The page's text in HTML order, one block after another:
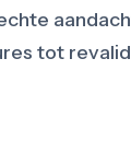
tot